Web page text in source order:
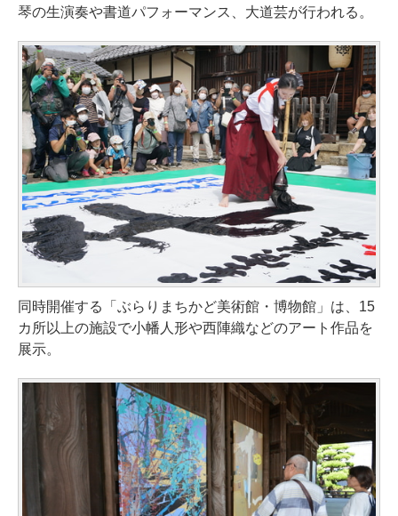
琴の生演奏や書道パフォーマンス、大道芸が行われる。
同時開催する「ぶらりまちかど美術館・博物館」は、15
カ所以上の施設で小幡人形や西陣織などのアート作品を
展示。